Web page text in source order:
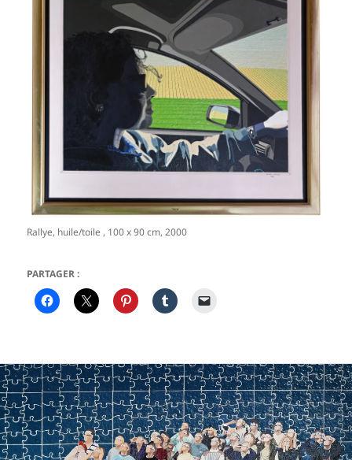
Rallye, huile/toile , 100 x 90 cm, 2000
PARTAGER :